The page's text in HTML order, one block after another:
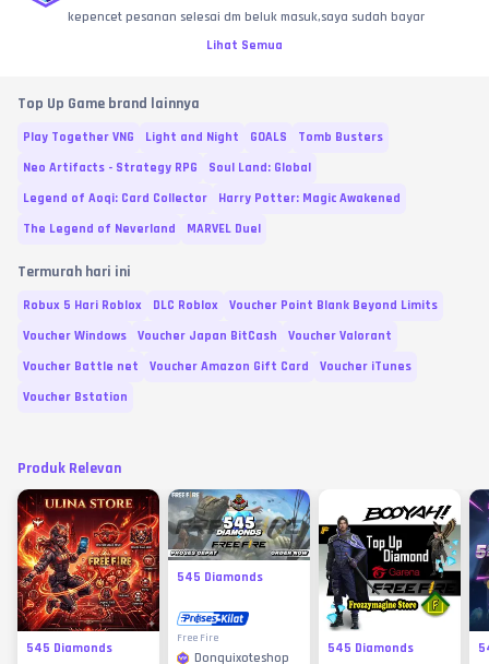
kepencet pesanan selesai dm beluk masuk,saya sudah bayar
Lihat Semua
Top Up Game brand lainnya
Play Together VNG Light and Night GOALS
Tomb Busters
Neo Artifacts - Strategy RPG
Soul Land: Global
Legend of Aoqi: Card Collector
Harry Potter: Magic Awakened
The Legend of Neverland
MARVEL Duel
Termurah hari ini
Robux 5 Hari Roblox DLC Roblox
Voucher Point Blank Beyond Limits
Voucher Windows
Voucher Japan BitCash
Voucher Valorant
Voucher Battle net
Voucher Amazon Gift Card
Voucher iTunes
Voucher Bstation
Produk Relevan
545 Diamonds
545 Diamonds
Free Fire
Donquixoteshop
545 Diamonds